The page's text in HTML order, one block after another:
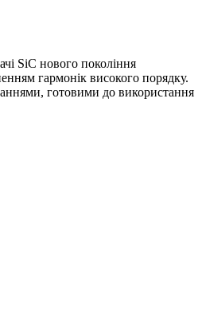
SiC нового покоління
гармонік високого порядку.
готовими до використання